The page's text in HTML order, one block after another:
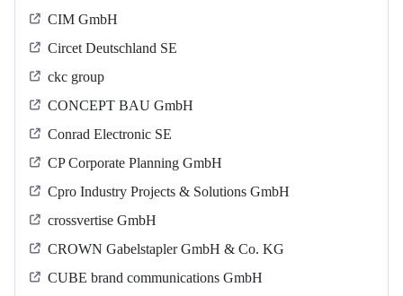
CIM GmbH
Circet Deutschland SE
ckc group
CONCEPT BAU GmbH
Conrad Electronic SE
CP Corporate Planning GmbH
Cpro Industry Projects & Solutions GmbH
crossvertise GmbH
CROWN Gabelstapler GmbH & Co. KG
CUBE brand communications GmbH